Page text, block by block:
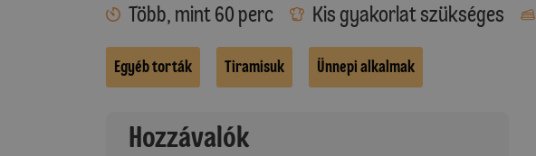
Több, mint 60 perc Kis gyakorlat szükséges
Egyéb torták Tiramisuk Ünnepi alkalmak
Hozzávalók